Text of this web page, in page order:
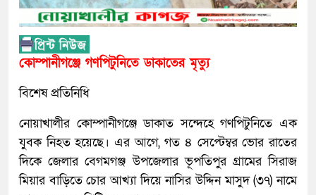
কোম্পানীগঞ্জে গণপিটুনিতে ডাকাতের মৃত্যু
বিশেষ প্রতিনিধি
নোয়াখালীর কোম্পানীগঞ্জে ডাকাত সন্দেহে গণপিটুনিতে এক
যুবক নিহত হয়েছে। এর আগে, গত ৪ সেপ্টেম্বর ভোর রাতের
দিকে জেলার বেগমগঞ্জ উপজেলার ভূপতিপুর গ্রামের সিরাজ
মিয়ার বাড়িতে চোর আখ্যা দিয়ে নাসির উদ্দিন মাসুদ (৩৭) নামে